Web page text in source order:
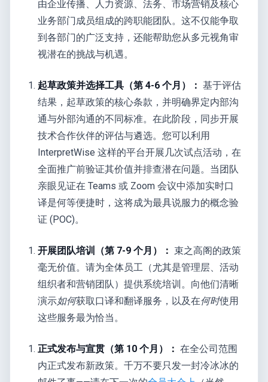
由企业传播、人力资源、法务、市场营销及核心
业务部门成员组成的跨职能团队。这不仅能争取
到各部门的广泛支持，还能帮助您从多元视角审
视潜在的挑战与机遇。
起草政策并选择工具（第 4-6 个月）： 基于评估
结果，起草政策的核心条款，并明确界定内部沟
通与外部沟通的不同标准。在此阶段，同步开展
技术合作伙伴的评估与遴选。您可以利用
InterpretWise 这样的平台开展几次试点活动，在
全面推广前验证其价值并排查潜在问题。当团队
亲眼见证在 Teams 或 Zoom 会议中添加实时口
译是何等便捷时，这将成为最具说服力的概念验
证 (POC)。
开展团队培训（第 7-9 个月）： 束之高阁的政策
毫无价值。请为全体员工（尤其是管理层、活动
组织者和营销团队）提供系统培训。向他们清晰
演示如何获取口译和翻译服务，以及在何时使用
这些服务最为恰当。
正式发布与宣贯（第 10 个月）： 在全公司范围
内正式发布新政策。千万不要只发一封冷冰冰的